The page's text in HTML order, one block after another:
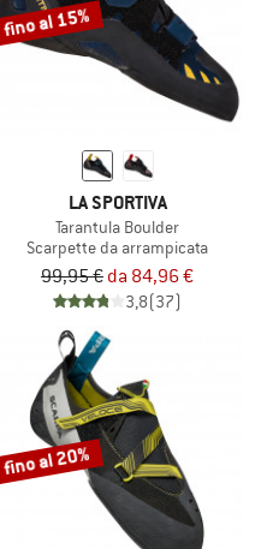
fino al 15%
LA SPORTIVA
Tarantula Boulder
Scarpette da arrampicata
99,95 € da 84,96 €
3,8(37)
fino al 20%